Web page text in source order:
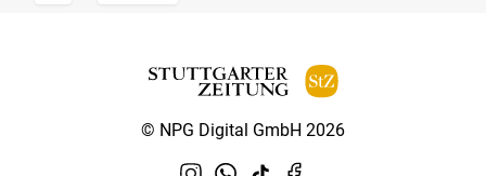
© NPG Digital GmbH 2026